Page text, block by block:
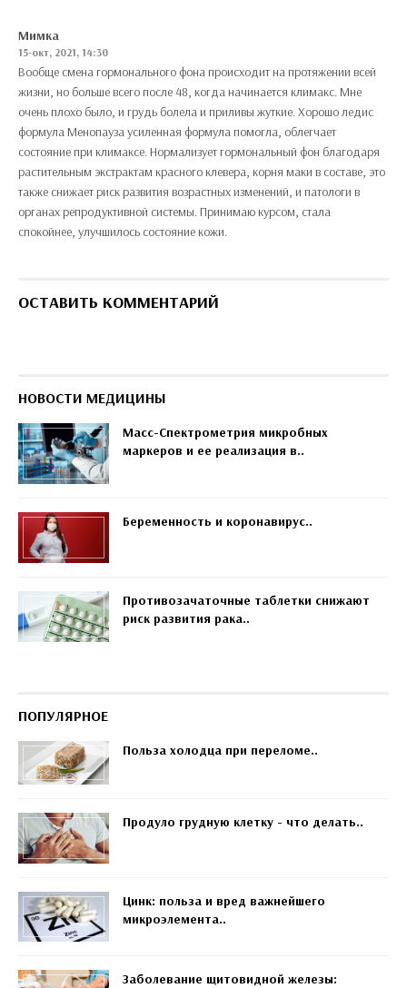
Мимка
15-окт, 2021, 14:30
Вообще смена гормонального фона происходит на протяжении всей
жизни, но больше всего после 48, когда начинается климакс. Мне
очень плохо было, и грудь болела и приливы жуткие. Хорошо ледис
формула Менопауза усиленная формула помогла, облегчает
состояние при климаксе. Нормализует гормональный фон благодаря
растительным экстрактам красного клевера, корня маки в составе, это
также снижает риск развития возрастных изменений, и патологи в
органах репродуктивной системы. Принимаю курсом, стала
спокойнее, улучшилось состояние кожи.
ОСТАВИТЬ КОММЕНТАРИЙ
НОВОСТИ МЕДИЦИНЫ
Масс-Спектрометрия микробных
маркеров и ее реализация в..
Беременность и коронавирус..
Противозачаточные таблетки снижают
риск развития рака..
ПОПУЛЯРНОЕ
Польза холодца при переломе..
Продуло грудную клетку - что делать..
Цинк: польза и вред важнейшего
микроэлемента..
Заболевание щитовидной железы: